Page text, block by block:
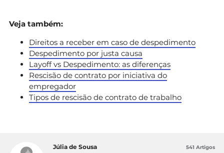
Veja também:
Direitos a receber em caso de despedimento
Despedimento por justa causa
Layoff vs Despedimento: as diferenças
Rescisão de contrato por iniciativa do
empregador
Tipos de rescisão de contrato de trabalho
Júlia de Sousa 541 Artigos